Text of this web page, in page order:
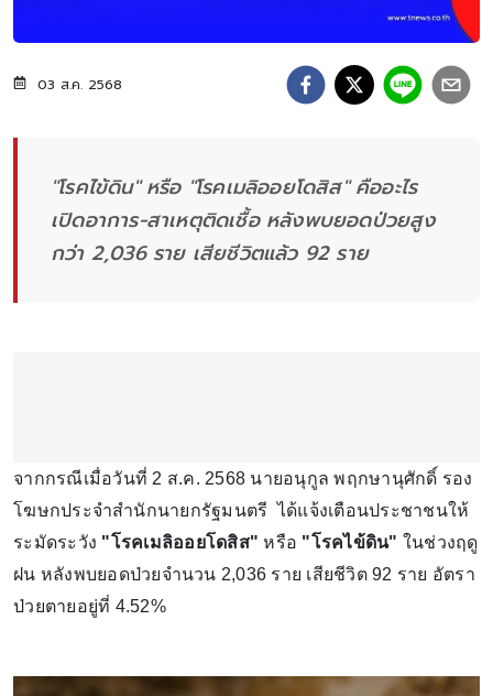
03 ส.ค. 2568
"โรคไข้ดิน" หรือ "โรคเมลิออยโดสิส" คืออะไร
เปิดอาการ-สาเหตุติดเชื้อ หลังพบยอดป่วยสูง
กว่า 2,036 ราย เสียชีวิตแล้ว 92 ราย
จากกรณีเมื่อวันที่ 2 ส.ค. 2568 นายอนุกูล พฤกษานุศักดิ์ รอง
โฆษกประจำสำนักนายกรัฐมนตรี ได้แจ้งเตือนประชาชนให้
ระมัดระวัง "โรคเมลิออยโดสิส" หรือ "โรคไข้ดิน" ในช่วงฤดู
ฝน หลังพบยอดป่วยจำนวน 2,036 ราย เสียชีวิต 92 ราย อัตรา
ป่วยตายอยู่ที่ 4.52%